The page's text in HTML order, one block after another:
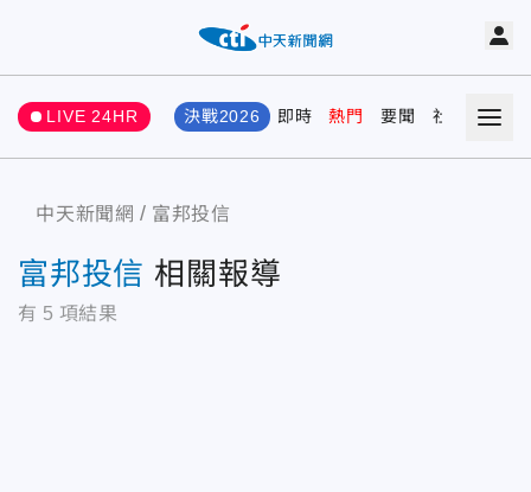
LIVE 24HR 決戰2026 即時 熱門 要聞 社會 娛樂
中天新聞網 富邦投信
富邦投信 相關報導
有 5 項結果